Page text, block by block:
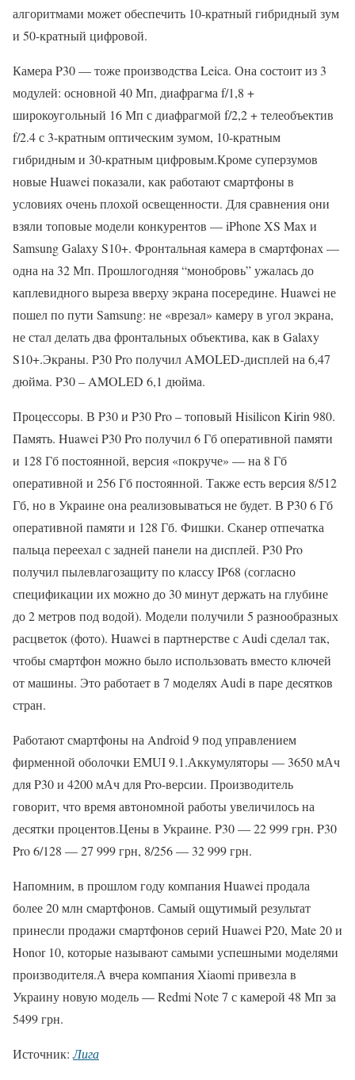
алгоритмами может обеспечить 10-кратный гибридный зум
и 50-кратный цифровой.
Камера P30 — тоже производства Leica. Она состоит из 3
модулей: основной 40 Мп, диафрагма f/1,8 +
широкоугольный 16 Мп с диафрагмой f/2,2 + телеобъектив
f/2.4 с 3-кратным оптическим зумом, 10-кратным
гибридным и 30-кратным цифровым.Кроме суперзумов
новые Huawei показали, как работают смартфоны в
условиях очень плохой освещенности. Для сравнения они
взяли топовые модели конкурентов — iPhone XS Max и
Samsung Galaxy S10+. Фронтальная камера в смартфонах —
одна на 32 Мп. Прошлогодняя “монобровь” ужалась до
каплевидного выреза вверху экрана посередине. Huawei не
пошел по пути Samsung: не «врезал» камеру в угол экрана,
не стал делать два фронтальных объектива, как в Galaxy
S10+.Экраны. P30 Pro получил AMOLED-дисплей на 6,47
дюйма. P30 – AMOLED 6,1 дюйма.
Процессоры. В P30 и P30 Pro – топовый Hisilicon Kirin 980.
Память. Huawei P30 Pro получил 6 Гб оперативной памяти
и 128 Гб постоянной, версия «покруче» — на 8 Гб
оперативной и 256 Гб постоянной. Также есть версия 8/512
Гб, но в Украине она реализовываться не будет. В P30 6 Гб
оперативной памяти и 128 Гб. Фишки. Сканер отпечатка
пальца переехал с задней панели на дисплей. P30 Pro
получил пылевлагозащиту по классу IP68 (согласно
спецификации их можно до 30 минут держать на глубине
до 2 метров под водой). Модели получили 5 разнообразных
расцветок (фото). Huawei в партнерстве с Audi сделал так,
чтобы смартфон можно было использовать вместо ключей
от машины. Это работает в 7 моделях Audi в паре десятков
стран.
Работают смартфоны на Android 9 под управлением
фирменной оболочки EMUI 9.1.Аккумуляторы — 3650 мАч
для P30 и 4200 мАч для Pro-версии. Производитель
говорит, что время автономной работы увеличилось на
десятки процентов.Цены в Украине. P30 — 22 999 грн. P30
Pro 6/128 — 27 999 грн, 8/256 — 32 999 грн.
Напомним, в прошлом году компания Huawei продала
более 20 млн смартфонов. Самый ощутимый результат
принесли продажи смартфонов серий Huawei P20, Mate 20 и
Honor 10, которые называют самыми успешными моделями
производителя.А вчера компания Xiaomi привезла в
Украину новую модель — Redmi Note 7 с камерой 48 Мп за
5499 грн.
Источник:Лига